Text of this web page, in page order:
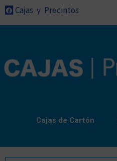
Cajas y Precintos
Cajas de Cartón